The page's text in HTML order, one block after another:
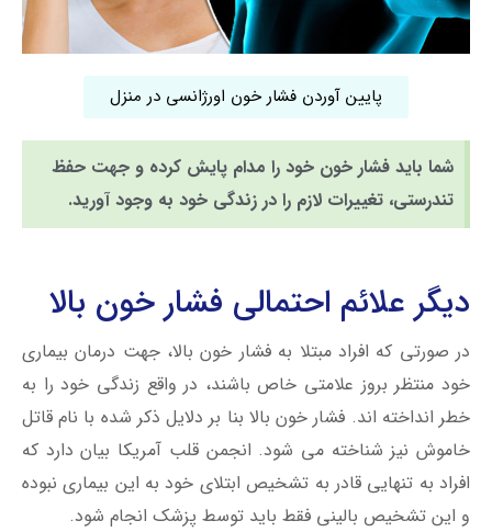
پایین آوردن فشار خون اورژانسی در منزل
شما باید فشار خون خود را مدام پایش کرده و جهت حفظ
تندرستی، تغییرات لازم را در زندگی خود به وجود آورید.
دیگر علائم احتمالی فشار خون بالا
در صورتی که افراد مبتلا به فشار خون بالا، جهت درمان بیماری
خود منتظر بروز علامتی خاص باشند، در واقع زندگی خود را به
خطر انداخته اند. فشار خون بالا بنا بر دلایل ذکر شده با نام قاتل
خاموش نیز شناخته می شود. انجمن قلب آمریکا بیان دارد که
افراد به تنهایی قادر به تشخیص ابتلای خود به این بیماری نبوده
و این تشخیص بالینی فقط باید توسط پزشک انجام شود.